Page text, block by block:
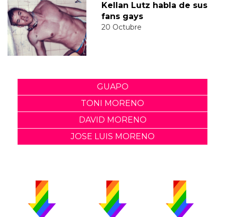
Kellan Lutz habla de sus
fans gays
20 Octubre
GUAPO
TONI MORENO
DAVID MORENO
JOSE LUIS MORENO